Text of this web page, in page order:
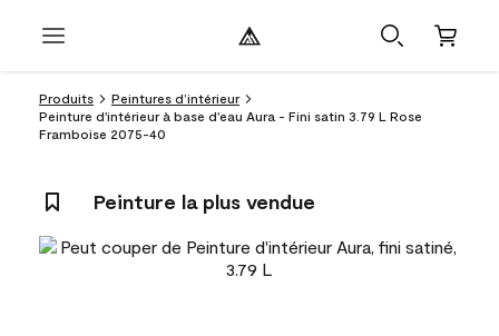
Produits
Peintures d’intérieur
Peinture d'intérieur à base d'eau Aura - Fini satin 3.79 L Rose
Framboise 2075-40
Peinture la plus vendue